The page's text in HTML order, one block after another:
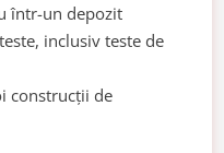
într-un depozit
inclusiv teste de
construcții de